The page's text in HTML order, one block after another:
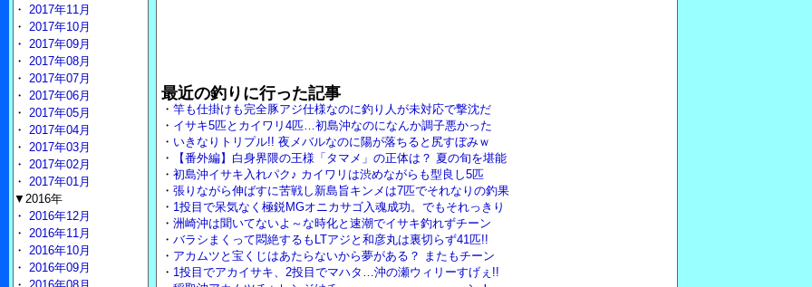
最近の釣りに行った記事
・ 竿も仕掛けも完全豚アジ仕様なのに釣り人が未対応で撃沈だ
・ イサキ5匹とカイワリ4匹…初島沖なのになんか調子悪かった
・ いきなりトリプル!! 夜メバルなのに陽が落ちると尻すぼみｗ
・
【番外編】白身界隈の王様「タマメ」の正体は？ 夏の旬を堪能
・ 初島沖イサキ入れパク♪ カイワリは渋めながらも型良し5匹
・ 張りながら伸ばすに苦戦し新島旨キンメは7匹でそれなりの釣果
・ 1投目で呆気なく極鋭MGオニカサゴ入魂成功。でもそれっきり
・ 洲崎沖は聞いてないよ～な時化と速潮でイサキ釣れずチーン
・ バラシまくって悶絶するもLTアジと和彦丸は裏切らず41匹!!
・ アカムツと宝くじはあたらないから夢がある？ またもチーン
・ 1投目でアカイサキ、2投目でマハタ…沖の瀬ウィリーすげぇ!!
・ 2017年11月
・ 2017年10月
・ 2017年09月
・ 2017年08月
・ 2017年07月
・ 2017年06月
・ 2017年05月
・ 2017年04月
・ 2017年03月
・ 2017年02月
・ 2017年01月
▼2016年
・ 2016年12月
・ 2016年11月
・ 2016年10月
・ 2016年09月